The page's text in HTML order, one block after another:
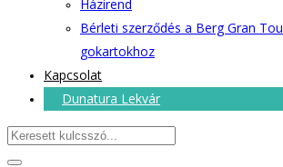
Házirend
Bérleti szerződés a Berg Gran
gokartokhoz
Kapcsolat
Dunatura Lekvár